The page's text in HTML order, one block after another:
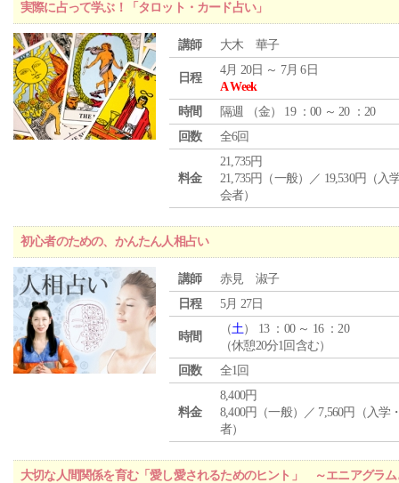
実際に占って学ぶ！「タロット・カード占い」
講師 大木 華子
日程
4月 20日 ～ 7月 6日
A Week
時間
隔週 （金） 19 ：00 ～ 20 ：20
回数
全6回
料金
21,735円
21,735円（一般）／ 19,530円（入
会者）
初心者のための、かんたん人相占い
講師
赤見 淑子
日程
5月 27日
時間
（土） 13 ：00 ～ 16 ：20
（休憩20分1回含む）
回数
全1回
料金
8,400円
8,400円（一般）／ 7,560円（入学
者）
大切な人間関係を育む「愛し愛されるためのヒント」 ～エニアグラ